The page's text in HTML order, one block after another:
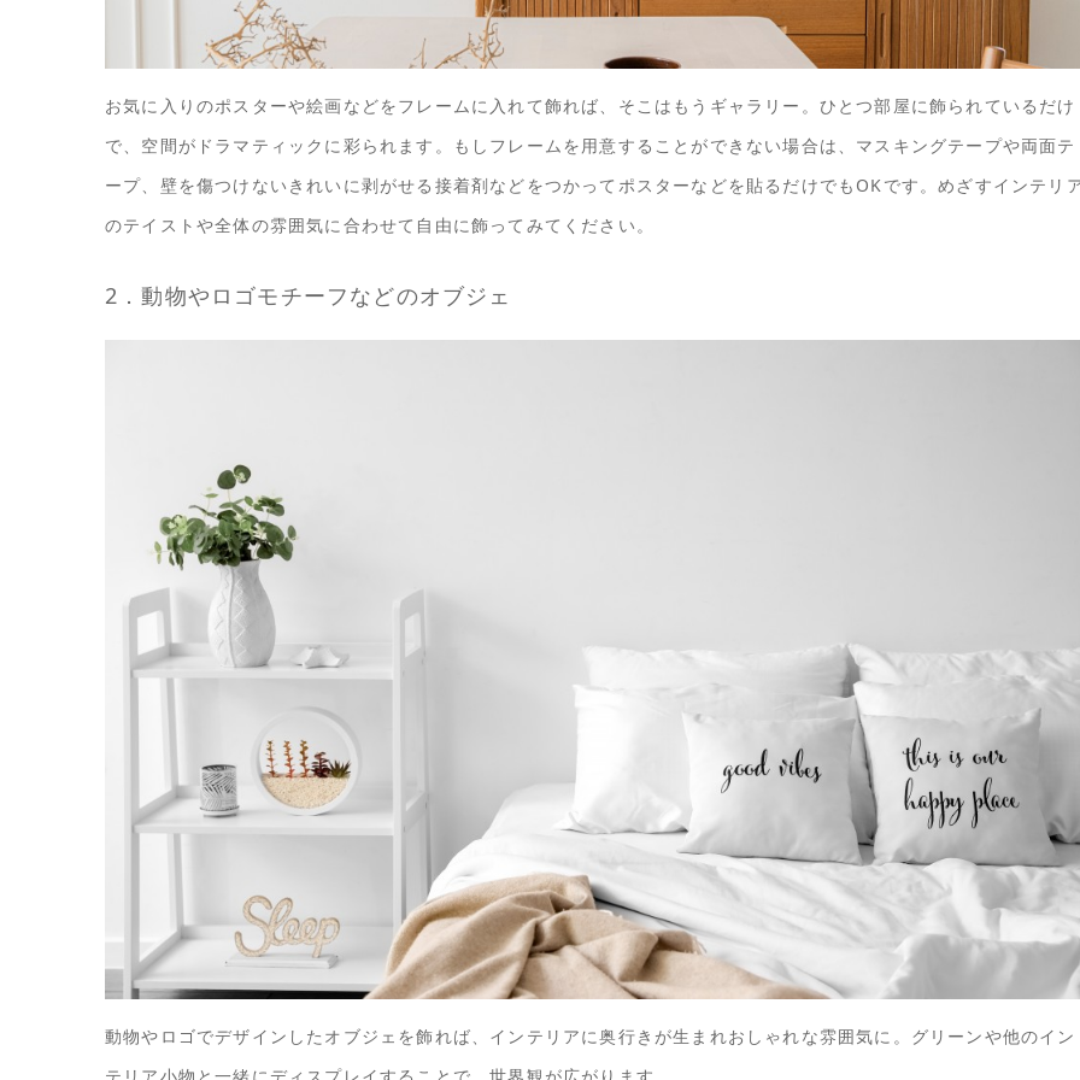
お気に入りのポスターや絵画などをフレームに入れて飾れば、そこはもうギャラリー。ひとつ部屋に飾られているだけ
で、空間がドラマティックに彩られます。もしフレームを用意することができない場合は、マスキングテープや両面テ
ープ、壁を傷つけないきれいに剥がせる接着剤などをつかってポスターなどを貼るだけでもOKです。めざすインテリ
のテイストや全体の雰囲気に合わせて自由に飾ってみてください。
2．動物やロゴモチーフなどのオブジェ
動物やロゴでデザインしたオブジェを飾れば、インテリアに奥行きが生まれおしゃれな雰囲気に。グリーンや他のイン